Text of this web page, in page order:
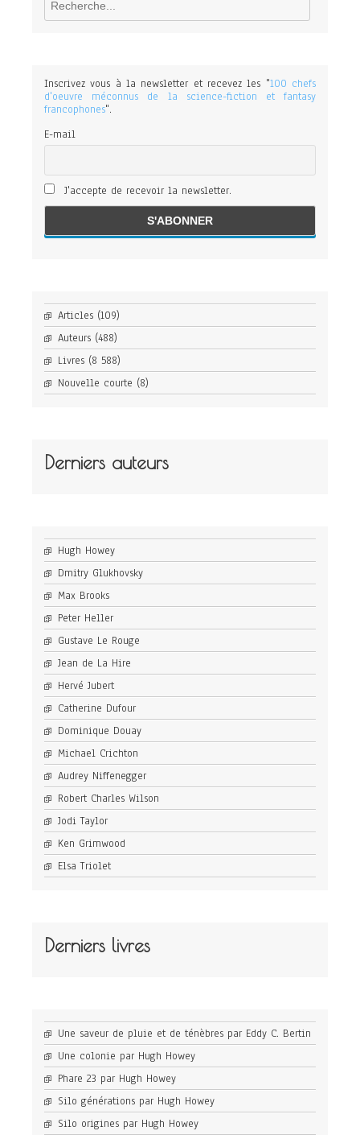
Inscrivez vous à la newsletter et recevez les "100 chefs
d'oeuvre méconnus de la science-fiction et fantasy
francophones".
E-mail
J'accepte de recevoir la newsletter.
Articles (109)
Auteurs (488)
Livres (8 588)
Nouvelle courte (8)
Derniers auteurs
Hugh Howey
Dmitry Glukhovsky
Max Brooks
Peter Heller
Gustave Le Rouge
Jean de La Hire
Hervé Jubert
Catherine Dufour
Dominique Douay
Michael Crichton
Audrey Niffenegger
Robert Charles Wilson
Jodi Taylor
Ken Grimwood
Elsa Triolet
Derniers livres
Une saveur de pluie et de ténèbres par Eddy C. Bertin
Une colonie par Hugh Howey
Phare 23 par Hugh Howey
Silo générations par Hugh Howey
Silo origines par Hugh Howey